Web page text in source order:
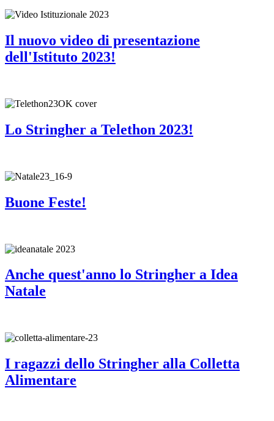
Il nuovo video di presentazione
dell'Istituto 2023!
Lo Stringher a Telethon 2023!
Buone Feste!
Anche quest'anno lo Stringher a Idea
Natale
I ragazzi dello Stringher alla Colletta
Alimentare